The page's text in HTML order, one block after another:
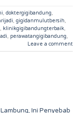
, doktergigibandung,
, gigidanmulutbersih,
, klinikgigibandungterbaik,
, perawatangigibandung,
Leave a comment
Ini Penyebab